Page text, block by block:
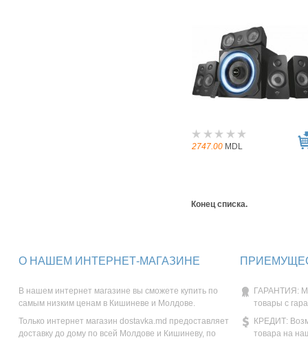
2747.00 MDL
Конец списка.
О НАШЕМ ИНТЕРНЕТ-МАГАЗИНЕ
В нашем интернет магазине вы сможете купить по
самым низким ценам в Кишиневе и Молдове.
Только интернет магазин dostavka.md предоставляет
доставку до дому по всей Молдове и Кишиневу, по
ГАРАНТИЯ:
товары с
КРЕДИТ:
товара на